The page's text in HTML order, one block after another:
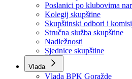
Skupština BPK Goražde
Rukovodstvo
Poslanici po strankama
Poslanici po klubovima
Kolegij skupštine
Skupštinski odbori i
Stručna služba skupštine
Nadležnosti